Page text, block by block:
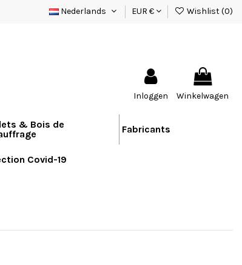
Nederlands EUR € Wishlist (0)
Inloggen Winkelwagen
& Bois de
Fabricants
Covid-19